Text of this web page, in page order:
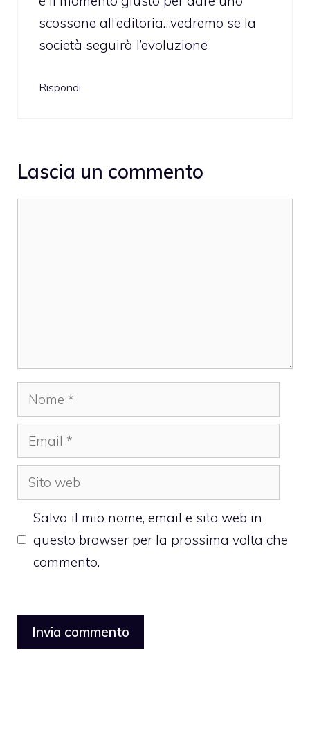
scossone all’editoria…vedremo se la
società seguirà l’evoluzione
Rispondi
Lascia un commento
Nome
Email
Sito
web
Salva il mio nome, email e sito web in
questo browser per la prossima volta che
commento.